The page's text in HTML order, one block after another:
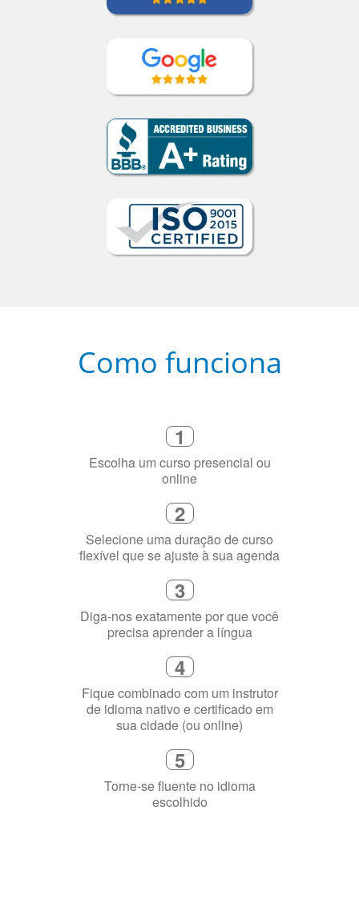
Como funciona
1
Escolha um curso presencial ou
online
2
Selecione uma duração de curso
flexível que se ajuste à sua agenda
3
Diga-nos exatamente por que você
precisa aprender a língua
4
Fique combinado com um instrutor
de idioma nativo e certificado em
sua cidade (ou online)
5
Torne-se fluente no idioma
escolhido